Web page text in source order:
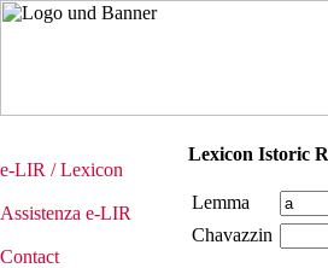
e-LIR / Lexicon
Assistenza e-LIR
Contact
Lexicon Istoric
Lemma
Chavazzin